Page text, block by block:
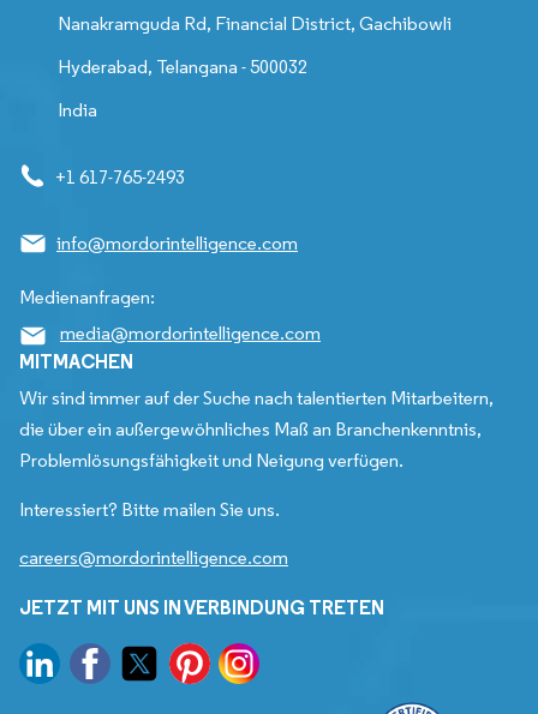
Nanakramguda Rd, Financial District, Gachibowli
Hyderabad, Telangana - 500032
India
+1 617-765-2493
info@mordorintelligence.com
Medienanfragen:
media@mordorintelligence.com
MITMACHEN
Wir sind immer auf der Suche nach talentierten Mitarbeitern,
die über ein außergewöhnliches Maß an Branchenkenntnis,
Problemlösungsfähigkeit und Neigung verfügen.
Interessiert? Bitte mailen Sie uns.
careers@mordorintelligence.com
JETZT MIT UNS IN VERBINDUNG TRETEN